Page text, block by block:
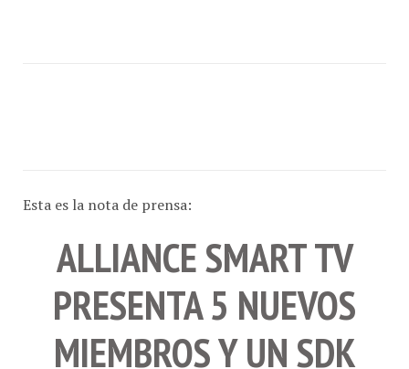
Esta es la nota de prensa:
ALLIANCE SMART TV
PRESENTA 5 NUEVOS
MIEMBROS Y UN SDK